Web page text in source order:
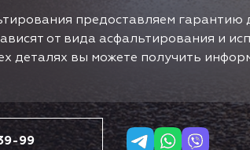
предоставляем гарантию
от вида асфальтирования и
деталях вы можете получить
99